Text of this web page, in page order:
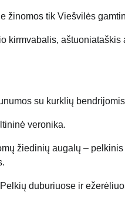
žinomos tik Viešvilės
kirmvabalis,
su kurklių
veronika.
žiedinių augalų –
duburiuose ir